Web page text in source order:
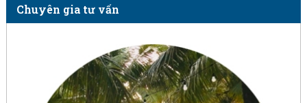
Chuyên gia tư vấn